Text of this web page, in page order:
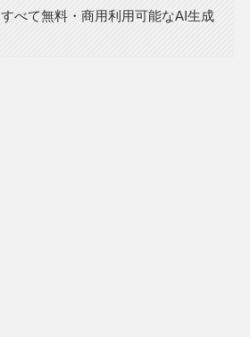
べて無料・商用利用可能なAI生成